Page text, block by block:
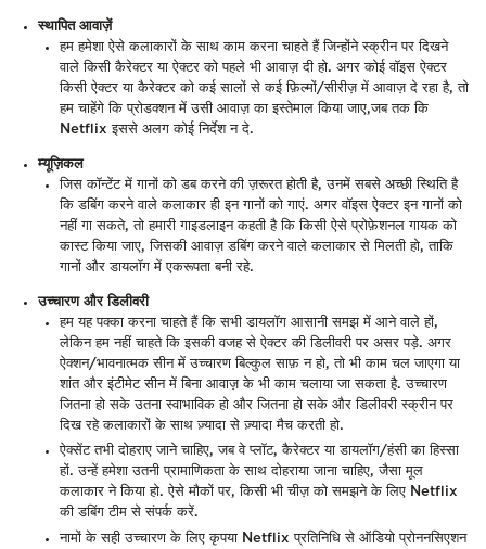
स्थापित आवाज़ें
हम हमेशा ऐसे कलाकारों के साथ काम करना चाहते हैं जिन्होंने स्क्रीन पर दिखने
वाले किसी कैरेक्टर या ऐक्टर को पहले भी आवाज़ दी हो. अगर कोई वॉइस ऐक्टर
किसी ऐक्टर या कैरेक्टर को कई सालों से कई फ़िल्मों/सीरीज़ में आवाज़ दे रहा है, तो
हम चाहेंगे कि प्रोडक्शन में उसी आवाज़ का इस्तेमाल किया जाए,जब तक कि
Netflix इससे अलग कोई निर्देश न दे.
म्यूज़िकल
जिस कॉन्टेंट में गानों को डब करने की ज़रूरत होती है, उनमें सबसे अच्छी स्थिति है
कि डबिंग करने वाले कलाकार ही इन गानों को गाएं. अगर वॉइस ऐक्टर इन गानों को
नहीं गा सकते, तो हमारी गाइडलाइन कहती है कि किसी ऐसे प्रोफ़ेशनल गायक को
कास्ट किया जाए, जिसकी आवाज़ डबिंग करने वाले कलाकार से मिलती हो, ताकि
गानों और डायलॉग में एकरूपता बनी रहे.
उच्चारण और डिलीवरी
हम यह पक्का करना चाहते हैं कि सभी डायलॉग आसानी समझ में आने वाले हों,
लेकिन हम नहीं चाहते कि इसकी वजह से ऐक्टर की डिलीवरी पर असर पड़े. अगर
ऐक्शन/भावनात्मक सीन में उच्चारण बिल्कुल साफ़ न हो, तो भी काम चल जाएगा या
शांत और इंटीमेट सीन में बिना आवाज़ के भी काम चलाया जा सकता है. उच्चारण
जितना हो सके उतना स्वाभाविक हो और जितना हो सके और डिलीवरी स्क्रीन पर
दिख रहे कलाकारों के साथ ज़्यादा से ज़्यादा मैच करती हो.
ऐक्सेंट तभी दोहराए जाने चाहिए, जब वे प्लॉट, कैरेक्टर या डायलॉग/हंसी का हिस्सा
हों. उन्हें हमेशा उतनी प्रामाणिकता के साथ दोहराया जाना चाहिए, जैसा मूल
कलाकार ने किया हो. ऐसे मौकों पर, किसी भी चीज़ को समझने के लिए Netflix
की डबिंग टीम से संपर्क करें.
नामों के सही उच्चारण के लिए कृपया Netflix प्रतिनिधि से ऑडियो प्रोननसिएशन